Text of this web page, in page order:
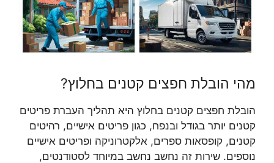
מהי הובלת חפצים קטנים בחלוץ?
הובלת חפצים קטנים בחלוץ היא תהליך העברת פריטים
קטנים יותר בגודל ובנפח, כגון פריטים אישיים, רהיטים
קטנים, קופסאות ספרים, אלקטרוניקה ופריטים אישיים
נוספים. שירות זה נחשב נחשב במיוחד לסטודנטים,